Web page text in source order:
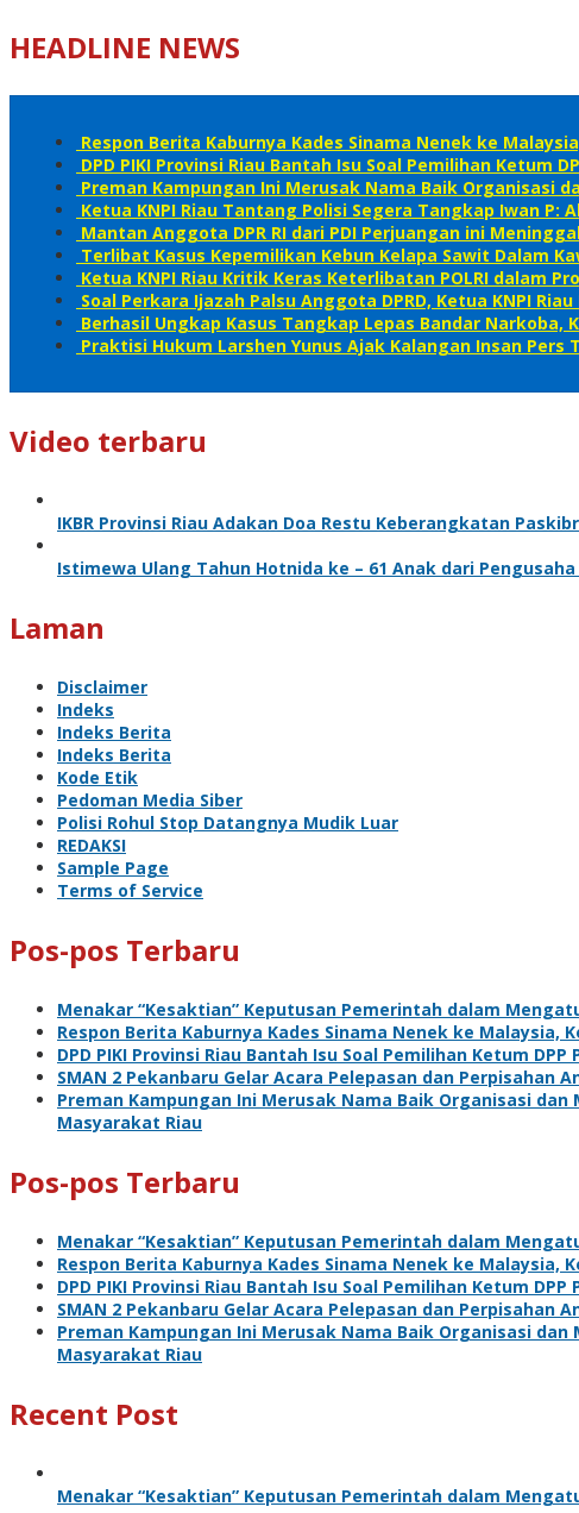
HEADLINE NEWS
Respon Berita Kaburnya Kades Sinama Nenek ke
DPD PIKI Provinsi Riau Bantah Isu Soal Pemilihan Ketum
Preman Kampungan Ini Merusak Nama Baik Organisasi
Ketua KNPI Riau Tantang Polisi Segera Tangkap Iwan P:
Mantan Anggota DPR RI dari PDI Perjuangan ini
Terlibat Kasus Kepemilikan Kebun Kelapa Sawit Dalam
Ketua KNPI Riau Kritik Keras Keterlibatan POLRI dalam
Soal Perkara Ijazah Palsu Anggota DPRD, Ketua KNPI
Berhasil Ungkap Kasus Tangkap Lepas Bandar Narkoba,
Praktisi Hukum Larshen Yunus Ajak Kalangan Insan
Video terbaru
IKBR Provinsi Riau Adakan Doa Restu Keberangkatan
Istimewa Ulang Tahun Hotnida ke – 61 Anak dari
Laman
Disclaimer
Indeks
Indeks Berita
Indeks Berita
Kode Etik
Pedoman Media Siber
Polisi Rohul Stop Datangnya Mudik Luar
REDAKSI
Sample Page
Terms of Service
Pos-pos Terbaru
Menakar “Kesaktian” Keputusan Pemerintah dalam
Respon Berita Kaburnya Kades Sinama Nenek ke Malaysia,
DPD PIKI Provinsi Riau Bantah Isu Soal Pemilihan Ketum
SMAN 2 Pekanbaru Gelar Acara Pelepasan dan Perpisahan
Preman Kampungan Ini Merusak Nama Baik Organisasi
Masyarakat Riau
Pos-pos Terbaru
Menakar “Kesaktian” Keputusan Pemerintah dalam
Respon Berita Kaburnya Kades Sinama Nenek ke Malaysia,
DPD PIKI Provinsi Riau Bantah Isu Soal Pemilihan Ketum
SMAN 2 Pekanbaru Gelar Acara Pelepasan dan Perpisahan
Preman Kampungan Ini Merusak Nama Baik Organisasi
Masyarakat Riau
Recent Post
Menakar “Kesaktian” Keputusan Pemerintah dalam